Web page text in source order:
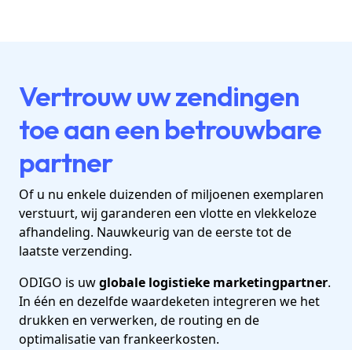
Vertrouw uw zendingen
toe aan een betrouwbare
partner
Of u nu enkele duizenden of miljoenen exemplaren
verstuurt, wij garanderen een vlotte en vlekkeloze
afhandeling. Nauwkeurig van de eerste tot de
laatste verzending.
ODIGO is uwglobale logistieke marketingpartner.
In één en dezelfde waardeketen integreren we het
drukken en verwerken, de routing en de
optimalisatie van frankeerkosten.